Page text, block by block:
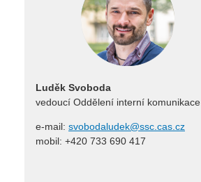
Luděk Svoboda
vedoucí Oddělení interní komunikace
e-mail: svobodaludek@ssc.cas.cz
mobil: +420 733 690 417